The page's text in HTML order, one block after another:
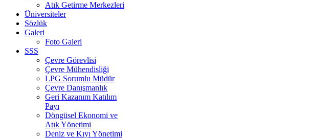
Atık Getirme Merkezleri
Üniversiteler
Sözlük
Galeri
Foto Galeri
SSS
Çevre Görevlisi
Çevre Mühendisliği
LPG Sorumlu Müdür
Çevre Danışmanlık
Geri Kazanım Katılım
Payı
Döngüsel Ekonomi ve
Atık Yönetimi
Deniz ve Kıyı Yönetimi